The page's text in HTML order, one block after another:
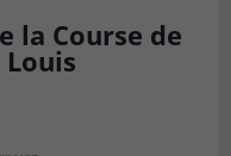
la Course de